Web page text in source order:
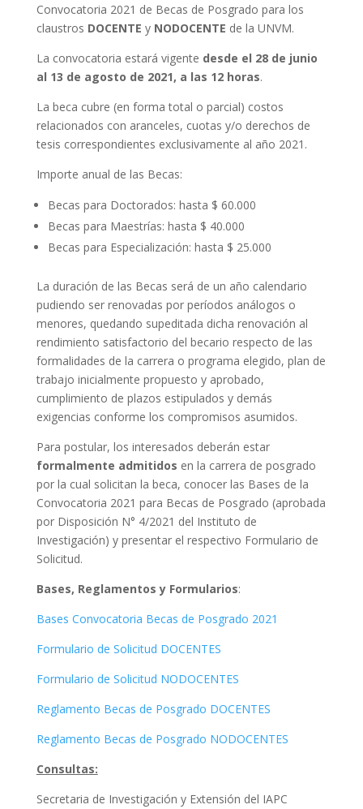
Convocatoria 2021 de Becas de Posgrado para los
claustros DOCENTE y NODOCENTE de la UNVM.
La convocatoria estará vigente desde el 28 de junio
al 13 de agosto de 2021, a las 12 horas.
La beca cubre (en forma total o parcial) costos
relacionados con aranceles, cuotas y/o derechos de
tesis correspondientes exclusivamente al año 2021.
Importe anual de las Becas:
Becas para Doctorados: hasta $ 60.000
Becas para Maestrías: hasta $ 40.000
Becas para Especialización: hasta $ 25.000
La duración de las Becas será de un año calendario
pudiendo ser renovadas por períodos análogos o
menores, quedando supeditada dicha renovación al
rendimiento satisfactorio del becario respecto de las
formalidades de la carrera o programa elegido, plan de
trabajo inicialmente propuesto y aprobado,
cumplimiento de plazos estipulados y demás
exigencias conforme los compromisos asumidos.
Para postular, los interesados deberán estar
formalmente admitidos en la carrera de posgrado
por la cual solicitan la beca, conocer las Bases de la
Convocatoria 2021 para Becas de Posgrado (aprobada
por Disposición N° 4/2021 del Instituto de
Investigación) y presentar el respectivo Formulario de
Solicitud.
Bases, Reglamentos y Formularios:
Bases Convocatoria Becas de Posgrado 2021
Formulario de Solicitud DOCENTES
Formulario de Solicitud NODOCENTES
Reglamento Becas de Posgrado DOCENTES
Reglamento Becas de Posgrado NODOCENTES
Consultas:
Secretaria de Investigación y Extensión del IAPC